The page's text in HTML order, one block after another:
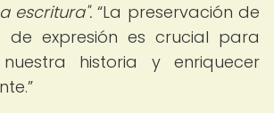
escritura". La preservación de
de expresión es crucial para
historia y enriquecer